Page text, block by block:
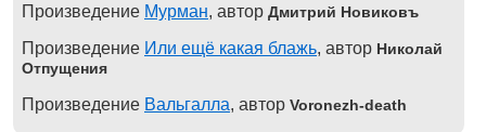
Произведение Мурман, автор Дмитрий Новиковъ
Произведение Или ещё какая блажь, автор Николай
Отпущения
Произведение Вальгалла, автор Voronezh-death